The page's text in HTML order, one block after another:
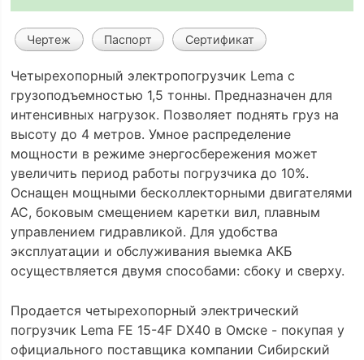
Чертеж Паспорт Сертификат
Четырехопорный электрoпогрузчик Lema с
грузоподъемностью 1,5 тонны. Предназначен для
интенсивных нагрузок. Позволяет поднять груз на
высоту до 4 метров. Умное распределение
мощности в режиме энергосбережения может
увеличить период работы погрузчика до 10%.
Оснащен мощными бесколлекторными двигателями
АС, боковым смещением каретки вил, плавным
управлением гидравликой. Для удобства
эксплуатации и обслуживания выемка АКБ
осуществляется двумя способами: сбоку и сверху.
Продается четырехопорный электрический
погрузчик Lema FE 15-4F DX40 в Омске - покупая у
официального поставщика компании Сибирский